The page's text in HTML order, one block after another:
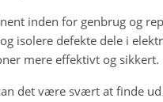
inden for genbrug og
isolere defekte dele i
mere effektivt og sikkert.
det være svært at finde